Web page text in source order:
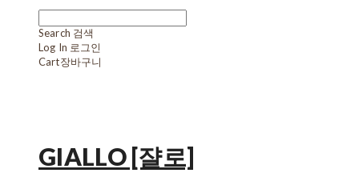
Search 검색
Log In 로그인
Cart장바구니
GIALLO [쟐로]